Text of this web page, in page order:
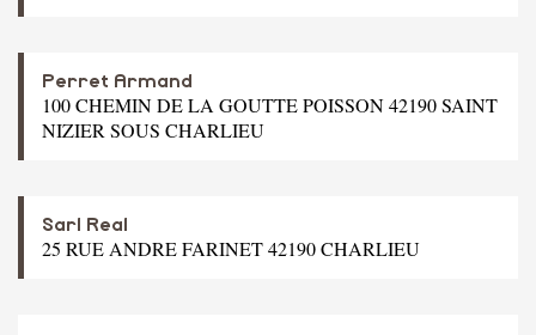
Perret Armand
100 CHEMIN DE LA GOUTTE POISSON 42190 SAINT
NIZIER SOUS CHARLIEU
Sarl Real
25 RUE ANDRE FARINET 42190 CHARLIEU